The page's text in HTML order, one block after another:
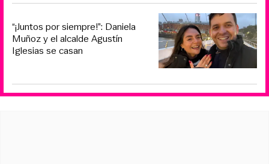
“¡Juntos por siempre!”: Daniela
Muñoz y el alcalde Agustín
Iglesias se casan